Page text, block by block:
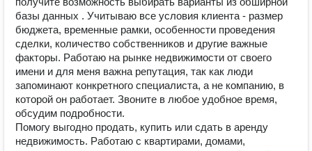
базы данных . Учитываю все условия клиента - размер
бюджета, временные рамки, особенности проведения
сделки, количество собственников и другие важные
факторы. Работаю на рынке недвижимости от своего
имени и для меня важна репутация, так как люди
запоминают конкретного специалиста, а не компанию, в
которой он работает. Звоните в любое удобное время,
обсудим подробности.
Помогу выгодно продать, купить или сдать в аренду
недвижимость. Работаю с квартирами, домами,